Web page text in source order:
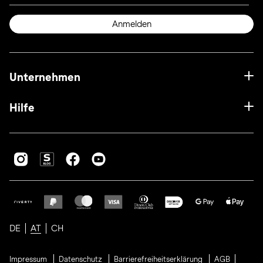
Anmelden
Unternehmen
Hilfe
DE AT CH
Impressum Datenschutz Barrierefreiheitserklärung AGB